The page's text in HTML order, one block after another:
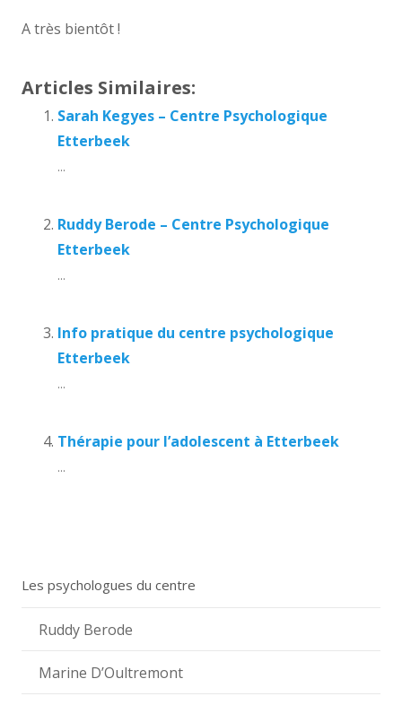
A très bientôt !
Articles Similaires:
Sarah Kegyes – Centre Psychologique
Etterbeek
...
Ruddy Berode – Centre Psychologique
Etterbeek
...
Info pratique du centre psychologique
Etterbeek
...
Thérapie pour l’adolescent à Etterbeek
...
Les psychologues du centre
Ruddy Berode
Marine D’Oultremont